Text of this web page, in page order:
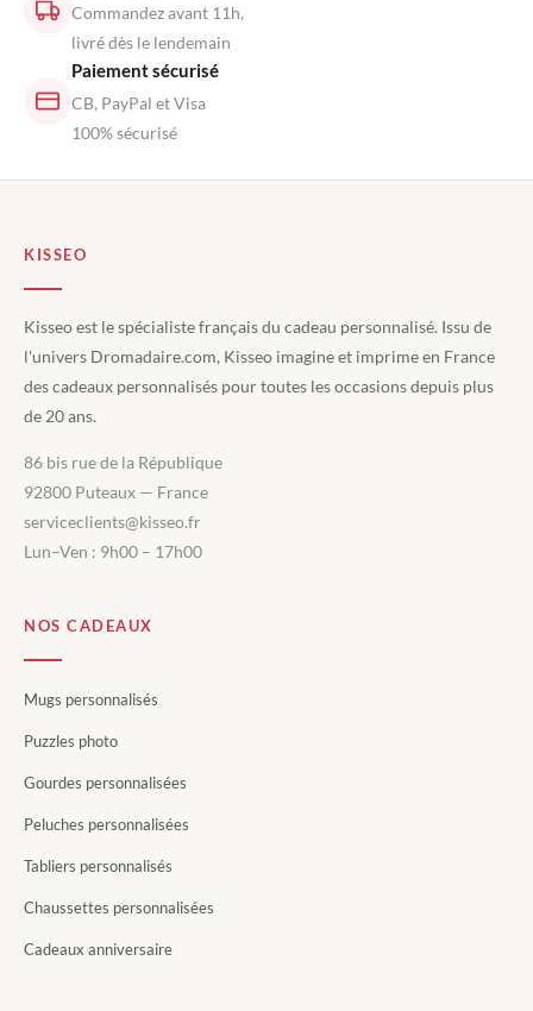
Commandez avant 11h,
livré dès le lendemain
Paiement sécurisé
CB, PayPal et Visa
100% sécurisé
KISSEO
Kisseo est le spécialiste français du cadeau personnalisé. Issu de
l'univers Dromadaire.com, Kisseo imagine et imprime en France
des cadeaux personnalisés pour toutes les occasions depuis plus
de 20 ans.
86 bis rue de la République
92800 Puteaux — France
serviceclients@kisseo.fr
Lun–Ven : 9h00 – 17h00
NOS CADEAUX
Mugs personnalisés
Puzzles photo
Gourdes personnalisées
Peluches personnalisées
Tabliers personnalisés
Chaussettes personnalisées
Cadeaux anniversaire